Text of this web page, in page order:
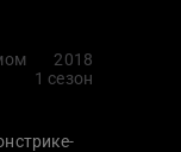
2018
1 сезон